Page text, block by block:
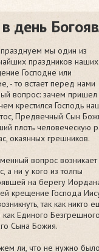
день
мы один из
праздников
Господне или
- то встает перед нами
вопрос: зачем пришел
крестился Господь
Предвечный Сын
плоть человеческую
окаянных грешников.
вопрос возникает
а ни у кого из толпы
на берегу
крещение Господа
так как никто
как Единого
Сына Божия.
ли, что не нужно